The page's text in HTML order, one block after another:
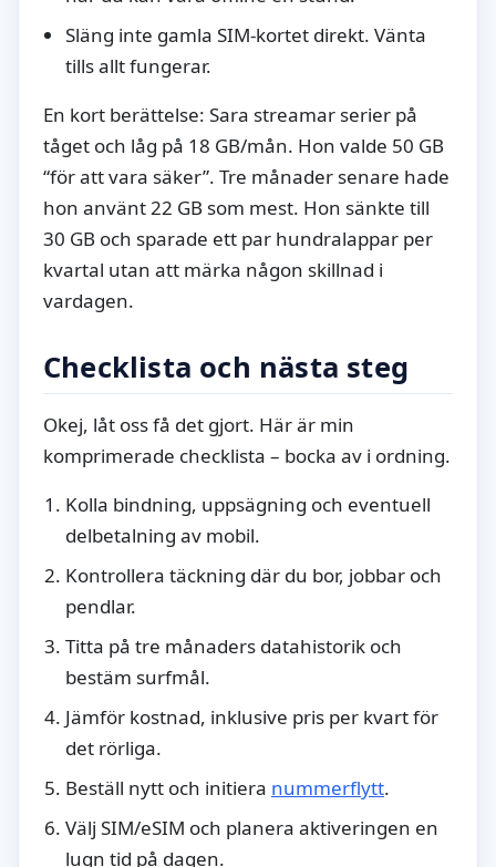
Släng inte gamla SIM-kortet direkt. Vänta
tills allt fungerar.
En kort berättelse: Sara streamar serier på
tåget och låg på 18 GB/mån. Hon valde 50 GB
“för att vara säker”. Tre månader senare hade
hon använt 22 GB som mest. Hon sänkte till
30 GB och sparade ett par hundralappar per
kvartal utan att märka någon skillnad i
vardagen.
Checklista och nästa steg
Okej, låt oss få det gjort. Här är min
komprimerade checklista – bocka av i ordning.
Kolla bindning, uppsägning och eventuell
delbetalning av mobil.
Kontrollera täckning där du bor, jobbar och
pendlar.
Titta på tre månaders datahistorik och
bestäm surfmål.
Jämför kostnad, inklusive pris per kvart för
det rörliga.
Beställ nytt och initiera nummerflytt.
Välj SIM/eSIM och planera aktiveringen en
lugn tid på dagen.